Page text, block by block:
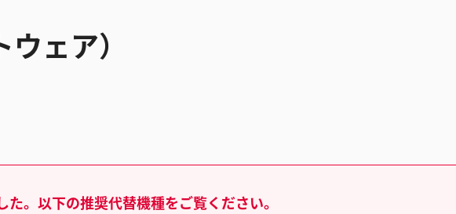
ェア）
。以下の推奨代替機種をご覧ください。